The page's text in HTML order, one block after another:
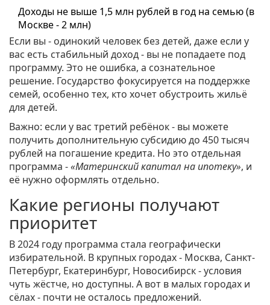
Доходы не выше 1,5 млн рублей в год на семью (в
Москве - 2 млн)
Если вы - одинокий человек без детей, даже если у
вас есть стабильный доход - вы не попадаете под
программу. Это не ошибка, а сознательное
решение. Государство фокусируется на поддержке
семей, особенно тех, кто хочет обустроить жильё
для детей.
Важно: если у вас третий ребёнок - вы можете
получить дополнительную субсидию до 450 тысяч
рублей на погашение кредита. Но это отдельная
программа -«Материнский капитал на ипотеку», и
её нужно оформлять отдельно.
Какие регионы получают
приоритет
В 2024 году программа стала географически
избирательной. В крупных городах - Москва, Санкт-
Петербург, Екатеринбург, Новосибирск - условия
чуть жёстче, но доступны. А вот в малых городах и
сёлах - почти не осталось предложений.